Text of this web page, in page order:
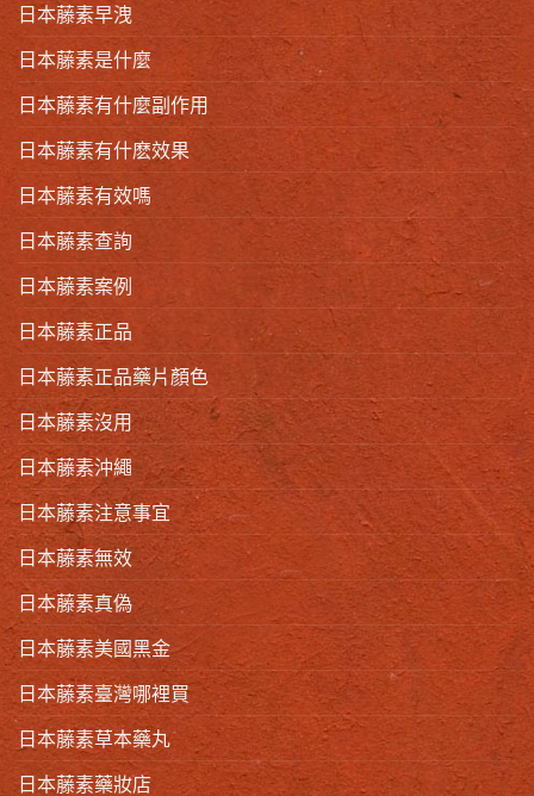
日本藤素早洩
日本藤素是什麼
日本藤素有什麼副作用
日本藤素有什麽效果
日本藤素有效嗎
日本藤素查詢
日本藤素案例
日本藤素正品
日本藤素正品藥片顏色
日本藤素沒用
日本藤素沖繩
日本藤素注意事宜
日本藤素無效
日本藤素真偽
日本藤素美國黑金
日本藤素臺灣哪裡買
日本藤素草本藥丸
日本藤素藥妝店